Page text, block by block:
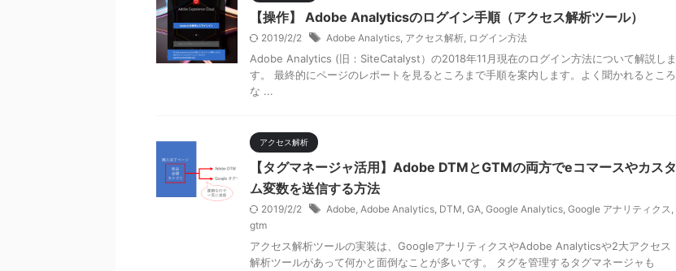
【操作】 Adobe Analyticsのログイン手順（アクセス解析ツール）
2019/2/2 Adobe Analytics, アクセス解析, ログイン方法
Adobe Analytics (旧：SiteCatalyst）の2018年11月現在のログイン方法について解説しま
す。 最終的にページのレポートを見るところまで手順を案内します。よく聞かれるところ
な ...
アクセス解析
【タグマネージャ活用】Adobe DTMとGTMの両方でeコマースやカスタ
ム変数を送信する方法
2019/2/2 Adobe, Adobe Analytics, DTM, GA, Google Analytics, Google アナリティクス,
gtm
アクセス解析ツールの実装は、GoogleアナリティクスやAdobe Analyticsや2大アクセス
解析ツールがあって何かと面倒なことが多いです。 タグを管理するタグマネージャも